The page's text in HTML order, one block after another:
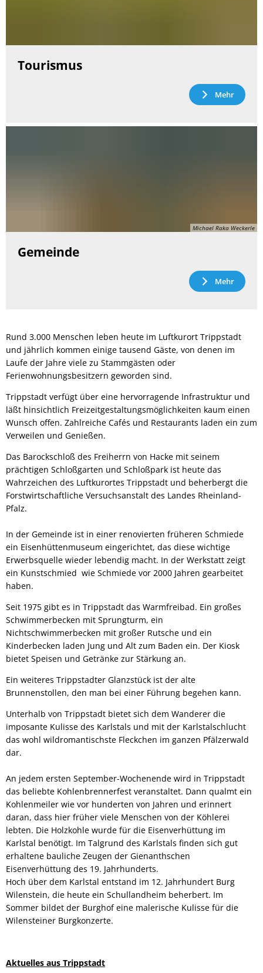
Tourismus
Mehr
Michael Raka Weckerle
Gemeinde
Mehr
Rund 3.000 Menschen leben heute im Luftkurort Trippstadt
und jährlich kommen einige tausend Gäste, von denen im
Laufe der Jahre viele zu Stammgästen oder
Ferienwohnungsbesitzern geworden sind.
Trippstadt verfügt über eine hervorragende Infrastruktur und
läßt hinsichtlich Freizeitgestaltungsmöglichkeiten kaum einen
Wunsch offen. Zahlreiche Cafés und Restaurants laden ein zum
Verweilen und Genießen.
Das Barockschloß des Freiherrn von Hacke mit seinem
prächtigen Schloßgarten und Schloßpark ist heute das
Wahrzeichen des Luftkurortes Trippstadt und beherbergt die
Forstwirtschaftliche Versuchsanstalt des Landes Rheinland-
Pfalz.
In der Gemeinde ist in einer renovierten früheren Schmiede
ein Eisenhüttenmuseum eingerichtet, das diese wichtige
Erwerbsquelle wieder lebendig macht. In der Werkstatt zeigt
ein Kunstschmied wie Schmiede vor 2000 Jahren gearbeitet
haben.
Seit 1975 gibt es in Trippstadt das Warmfreibad. Ein großes
Schwimmerbecken mit Sprungturm, ein
Nichtschwimmerbecken mit großer Rutsche und ein
Kinderbecken laden Jung und Alt zum Baden ein. Der Kiosk
bietet Speisen und Getränke zur Stärkung an.
Ein weiteres Trippstadter Glanzstück ist der alte
Brunnenstollen, den man bei einer Führung begehen kann.
Unterhalb von Trippstadt bietet sich dem Wanderer die
imposante Kulisse des Karlstals und mit der Karlstalschlucht
das wohl wildromantischste Fleckchen im ganzen Pfälzerwald
dar.
An jedem ersten September-Wochenende wird in Trippstadt
das beliebte Kohlenbrennerfest veranstaltet. Dann qualmt ein
Kohlenmeiler wie vor hunderten von Jahren und erinnert
daran, dass hier früher viele Menschen von der Köhlerei
lebten. Die Holzkohle wurde für die Eisenverhüttung im
Karlstal benötigt. Im Talgrund des Karlstals finden sich gut
erhaltene bauliche Zeugen der Gienanthschen
Eisenverhüttung des 19. Jahrhunderts.
Hoch über dem Karlstal entstand im 12. Jahrhundert Burg
Wilenstein, die heute ein Schullandheim beherbert. Im
Sommer bildet der Burghof eine malerische Kulisse für die
Wilensteiner Burgkonzerte.
Aktuelles aus Trippstadt